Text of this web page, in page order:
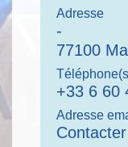
Adresse
-
77100
+33 6 60
Adresse